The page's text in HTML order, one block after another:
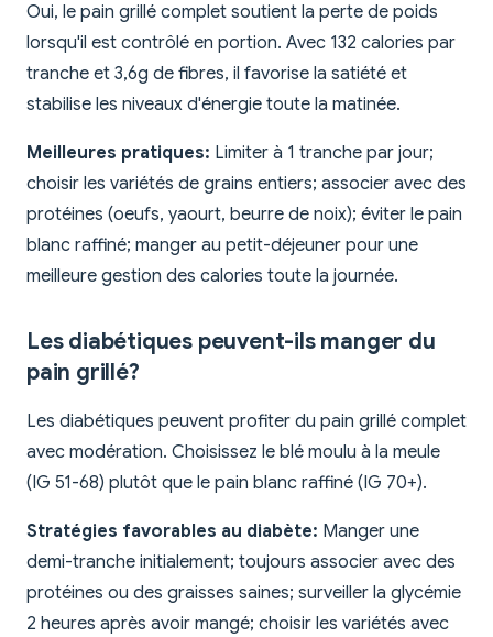
Oui, le pain grillé complet soutient la perte de poids
lorsqu'il est contrôlé en portion. Avec 132 calories par
tranche et 3,6g de fibres, il favorise la satiété et
stabilise les niveaux d'énergie toute la matinée.
Meilleures pratiques: Limiter à 1 tranche par jour;
choisir les variétés de grains entiers; associer avec des
protéines (oeufs, yaourt, beurre de noix); éviter le pain
blanc raffiné; manger au petit-déjeuner pour une
meilleure gestion des calories toute la journée.
Les diabétiques peuvent-ils manger du
pain grillé?
Les diabétiques peuvent profiter du pain grillé complet
avec modération. Choisissez le blé moulu à la meule
(IG 51-68) plutôt que le pain blanc raffiné (IG 70+).
Stratégies favorables au diabète: Manger une
demi-tranche initialement; toujours associer avec des
protéines ou des graisses saines; surveiller la glycémie
2 heures après avoir mangé; choisir les variétés avec